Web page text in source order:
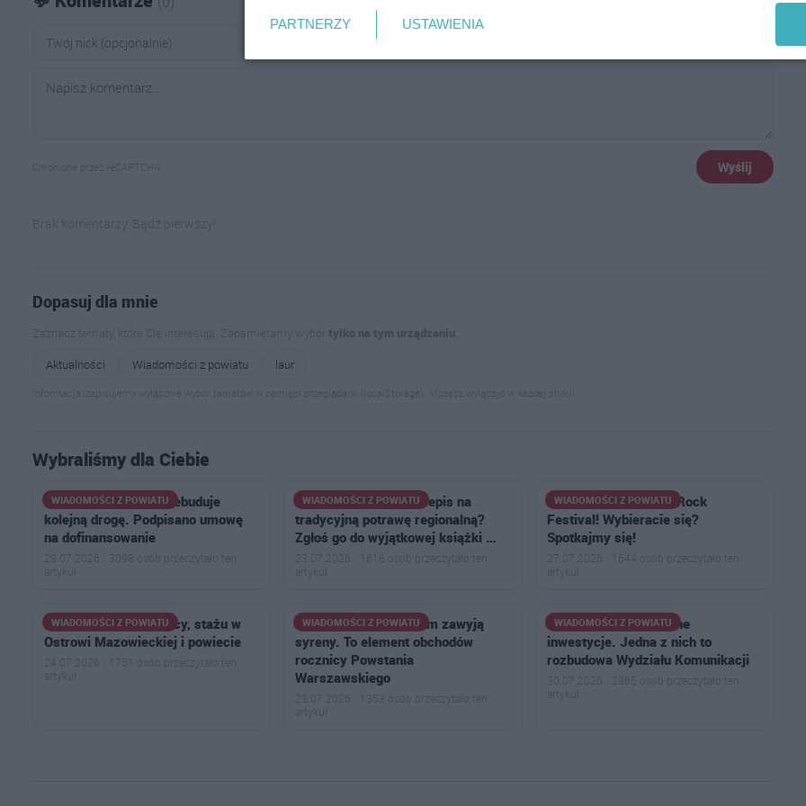
Chronione przez reCAPTCHA Wyślij
Brak komentarzy. Bądź pierwszy!
Dopasuj dla mnie
Zaznacz tematy, które Cię interesują. Zapamiętamy wybórtylko na tym urządzeniu
Aktualności
Wiadomości z powiatu laur
Informacja: zapisujemy wyłącznie wybór tematów w pamięci przeglądarki (localStorage). Możesz wyłączyć w każdej chwili.
Wybraliśmy dla Ciebie
WIADOMOŚCI Z POWIATU
Powiat Ostrowski przebuduje
kolejną drogę. Podpisano umowę
na dofinansowanie
29.07.2026 · 3098 osób przeczytało ten
artykuł
WIADOMOŚCI Z POWIATU
Masz sprawdzony przepis na
tradycyjną potrawę regionalną?
Zgłoś go do wyjątkowej książki …
23.07.2026 · 1616 osób przeczytało ten
artykuł
WIADOMOŚCI Z POWIATU
Ostrów na na Pol’and’Rock
Festival! Wybieracie się?
Spotkajmy się!
27.07.2026 · 1644 osób przeczytało ten
artykuł
WIADOMOŚCI Z POWIATU
Najnowsze oferty pracy, stażu w
Ostrowi Mazowieckiej i powiecie
24.07.2026 · 1751 osób przeczytało ten
artykuł
WIADOMOŚCI Z POWIATU
W powiecie ostrowskim zawyją
syreny. To element obchodów
rocznicy Powstania
Warszawskiego
29.07.2026 · 1353 osób przeczytało ten
artykuł
WIADOMOŚCI Z POWIATU
Szykują się dwie ważne
inwestycje. Jedna z nich to
rozbudowa Wydziału Komunikacji
30.07.2026 · 2965 osób przeczytało ten
artykuł
PARTNERZY USTAWIENIA